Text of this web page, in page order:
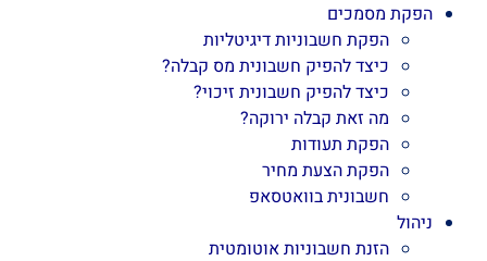
הפקת מסמכים
הפקת חשבוניות דיגיטליות
כיצד להפיק חשבונית מס קבלה?
כיצד להפיק חשבונית זיכוי?
מה זאת קבלה ירוקה?
הפקת תעודות
הפקת הצעת מחיר
חשבונית בוואטסאפ
ניהול
הזנת חשבוניות אוטומטית